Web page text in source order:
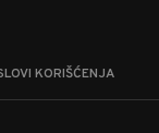
KORIŠĆENJA